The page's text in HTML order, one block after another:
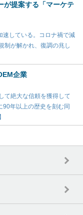
が提案する「マーケテ
速している。コロナ禍で減
制が解かれ、復調の兆し
企業
て絶大な信頼を獲得して
90年以上の歴史を刻む同